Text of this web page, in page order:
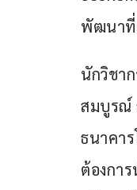
พัฒนาที่
นักวิชา
สมบูรณ์
ธนาคา
ต้องกา